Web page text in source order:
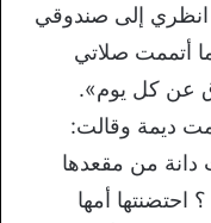
انظري إلى صندوقي
أتممت صلاتي
عن كل يوم».
ديمة وقالت:
دانة من مقعدها
أمها